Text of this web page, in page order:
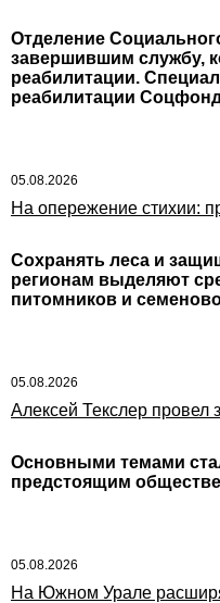
Отделение
завершившим службу,
реабилитации.
реабилитации
05.08.2026
На опережение стихии:
Сохранять леса и
регионам выделяют
питомников и
05.08.2026
Алексей Текслер провел
Основными темами
предстоящим
05.08.2026
На Южном Урале